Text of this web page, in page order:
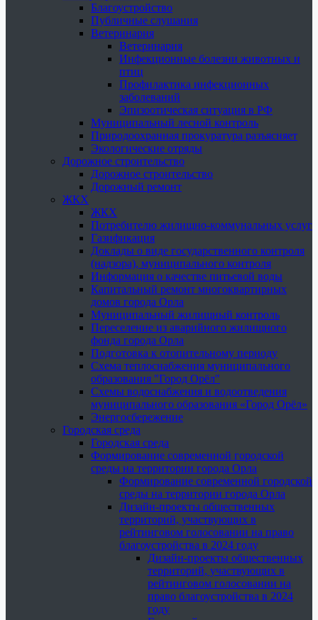
Благоустройство
Публичные слушания
Ветеринария
Ветеринария
Инфекционные болезни животных и
птиц
Профилактика инфекционных
заболеваний
Эпизоотическая ситуация в РФ
Муниципальный лесной контроль
Природоохранная прокуратура разъясняет
Экологические отряды
Дорожное строительство
Дорожное строительство
Дорожный ремонт
ЖКХ
ЖКХ
Потребителю жилищно-коммунальных услуг
Газификация
Доклады о виде государственного контроля
(надзора), муниципального контроля
Информация о качестве питьевой воды
Капитальный ремонт многоквартирных
домов города Орла
Муниципальный жилищный контроль
Переселение из аварийного жилищного
фонда города Орла
Подготовка к отопительному периоду
Схема теплоснабжения муниципального
образования "Город Орёл"
Схемы водоснабжения и водоотведения
муниципального образования «Город Орёл»
Энергосбережение
Городская среда
Городская среда
Формирование современной городской
среды на территории города Орла
Формирование современной городской
среды на территории города Орла
Дизайн-проекты общественных
территорий, участвующих в
рейтинговом голосовании на право
благоустройства в 2024 году
Дизайн-проекты общественных
территорий, участвующих в
рейтинговом голосовании на
право благоустройства в 2024
году